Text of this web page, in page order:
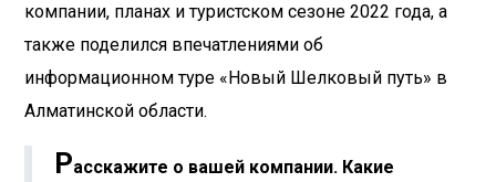
компании, планах и туристском сезоне 2022 года, а
также поделился впечатлениями об
информационном туре «Новый Шелковый путь» в
Алматинской области.
Расскажите о вашей компании. Какие